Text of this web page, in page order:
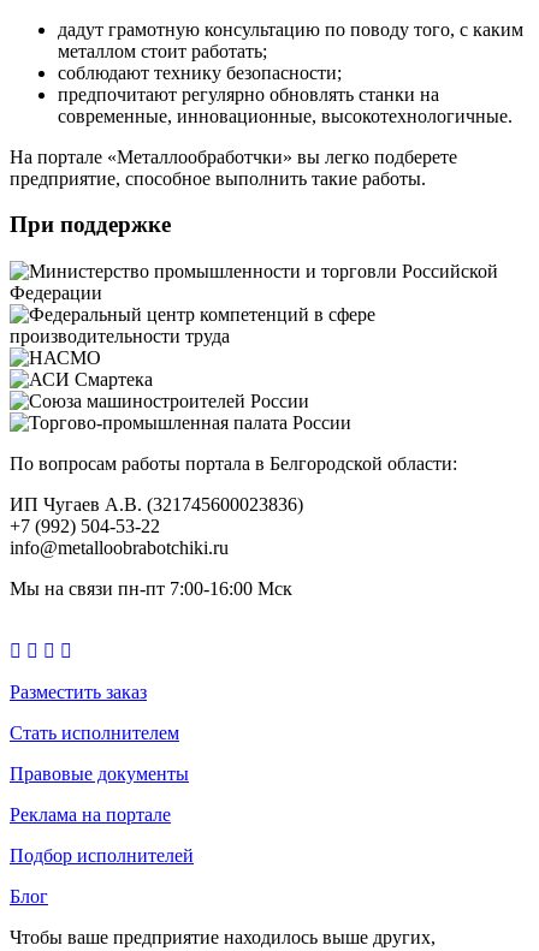
дадут грамотную консультацию по поводу того, с каким
металлом стоит работать;
соблюдают технику безопасности;
предпочитают регулярно обновлять станки на
современные, инновационные, высокотехнологичные.
На портале «Металлообработчки» вы легко подберете
предприятие, способное выполнить такие работы.
При поддержке
По вопросам работы портала в Белгородской области:
ИП Чугаев А.В. (321745600023836)
+7 (992) 504-53-22
info@metalloobrabotchiki.ru
Мы на связи пн-пт 7:00-16:00 Мск
Разместить заказ
Стать исполнителем
Правовые документы
Реклама на портале
Подбор исполнителей
Блог
Чтобы ваше предприятие находилось выше других,